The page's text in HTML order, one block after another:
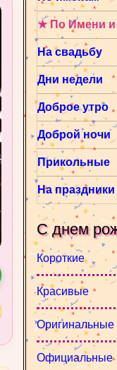
★ По Имени и
На свадьбу
Дни недели
Доброе утро
Доброй ночи
Прикольные
На праздники
С днем
Короткие
Красивые
Оригинальные
Официальные